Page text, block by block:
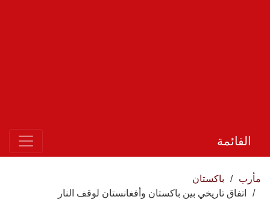
القائمة
مأرب
باكستان
اتفاق تاريخي بين باكستان وأفغانستان لوقف النار